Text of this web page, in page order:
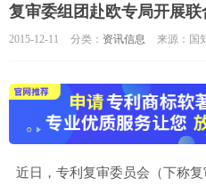
复审委组团赴欧专局开展联
2015-12-11 分类： 资讯信息 来源：国
近日，专利复审委员会（下称